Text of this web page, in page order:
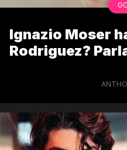
Ignazio Moser
Rodriguez?